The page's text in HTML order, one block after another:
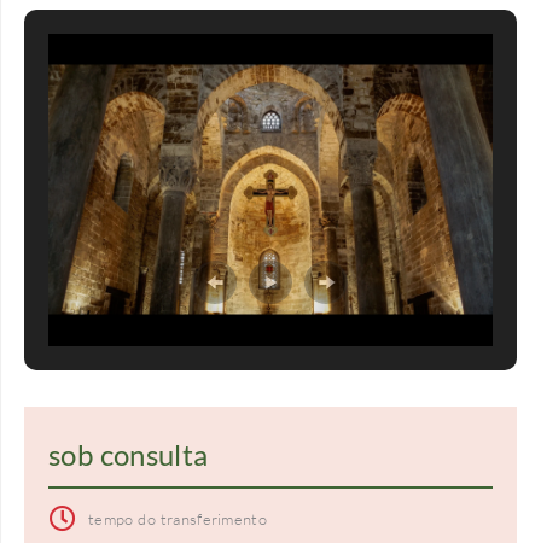
sob consulta
tempo do transferimento